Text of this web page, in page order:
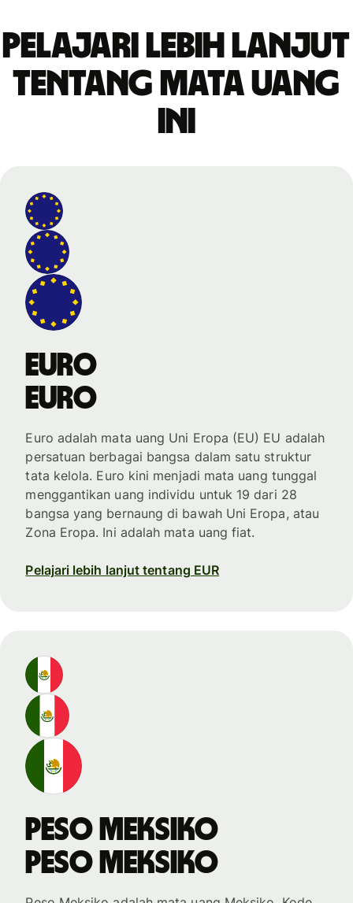
Pelajari lebih lanjut
tentang mata uang
ini
euro
euro
Euro adalah mata uang Uni Eropa (EU) EU adalah
persatuan berbagai bangsa dalam satu struktur
tata kelola. Euro kini menjadi mata uang tunggal
menggantikan uang individu untuk 19 dari 28
bangsa yang bernaung di bawah Uni Eropa, atau
Zona Eropa. Ini adalah mata uang fiat.
Pelajari lebih lanjut tentang EUR
peso Meksiko
peso Meksiko